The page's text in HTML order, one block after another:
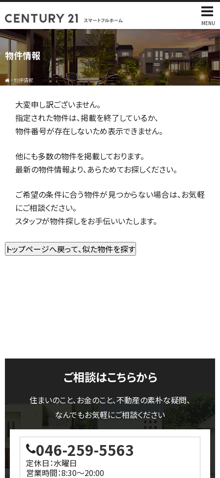
MENU
物件情報
>物件情報
大変申し訳ございません。
指定された物件は、掲載を終了しているか、
物件番号が存在しないため表示できません。
他にも多数の物件を掲載しております。
最新の物件情報より、あらためてお探しください。
ご希望の条件に合う物件が見つからない場合は、お気軽
にご相談ください。
スタッフが物件探しをお手伝いいたします。
ご相談はこちらから
住まいのこと、お金のこと、不動産の素朴な疑問、
なんでもお気軽にご相談ください
046-259-5563
定休日：水曜日
営業時間：8:30～20:00